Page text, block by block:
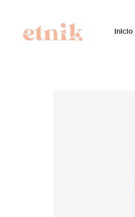
Inicio